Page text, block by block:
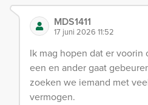
MDS1411
17 juni 2026 11:52
Ik mag hopen dat er
een en ander gaat
zoeken we iemand met
vermogen.